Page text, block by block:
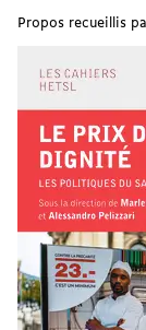
Propos recueillis